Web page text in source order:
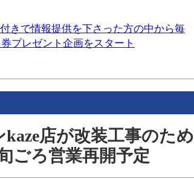
きで情報提供を下さった方の中から毎
プレゼント企画をスタート
店が改装工事のため
ごろ営業再開予定